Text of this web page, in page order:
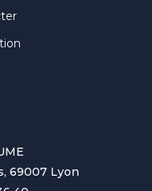
69007 Lyon